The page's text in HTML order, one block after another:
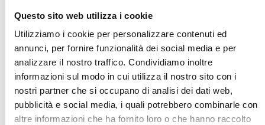
Questo sito web utilizza i cookie
Utilizziamo i cookie per personalizzare contenuti ed
annunci, per fornire funzionalità dei social media e per
analizzare il nostro traffico. Condividiamo inoltre
informazioni sul modo in cui utilizza il nostro sito con i
nostri partner che si occupano di analisi dei dati web,
pubblicità e social media, i quali potrebbero combinarle con
altre informazioni che ha fornito loro o che hanno raccolto
Case Pubbliche
Cedolare Secca
Collabenti
Compravendite Immobiliari
Condominio
Confcommercio
Confedilizia.EU
Detrazioni Edilizie
Dirittiproprietà
Emissioni
Firenze
Gabetti Spa
Green Deal
Green Party